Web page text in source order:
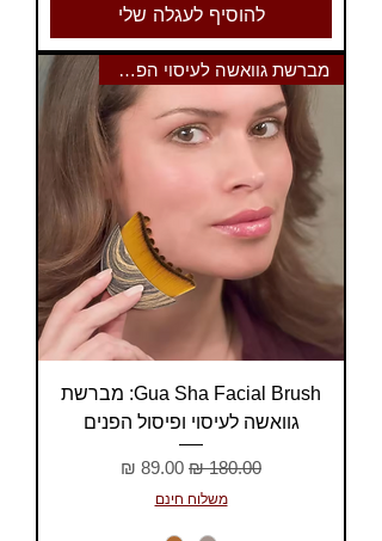
להוסיף לעגלה שלי
מברשת גוואשה לעיסוי הפנים
Gua Sha Facial Brush: מברשת
גוואשה לעיסוי ופיסול הפנים
מחיר רגיל מחיר מבצע
משלוח חינם